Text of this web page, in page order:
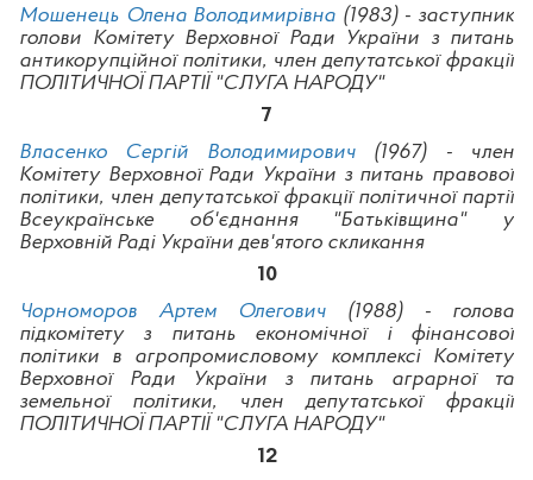
Мошенець Олена Володимирівна (1983) - заступник
голови Комітету Верховної Ради України з питань
антикорупційної політики, член депутатської фракції
ПОЛІТИЧНОЇ ПАРТІЇ "СЛУГА НАРОДУ"
7
Власенко Сергій Володимирович(1967) - член
Комітету Верховної Ради України з питань правової
політики, член депутатської фракції політичної партії
Всеукраїнське об'єднання "Батьківщина" у
Верховній Раді України дев'ятого скликання
10
Чорноморов Артем Олегович (1988) - голова
підкомітету з питань економічної і фінансової
політики в агропромисловому комплексі Комітету
Верховної Ради України з питань аграрної та
земельної політики, член депутатської фракції
ПОЛІТИЧНОЇ ПАРТІЇ "СЛУГА НАРОДУ"
12